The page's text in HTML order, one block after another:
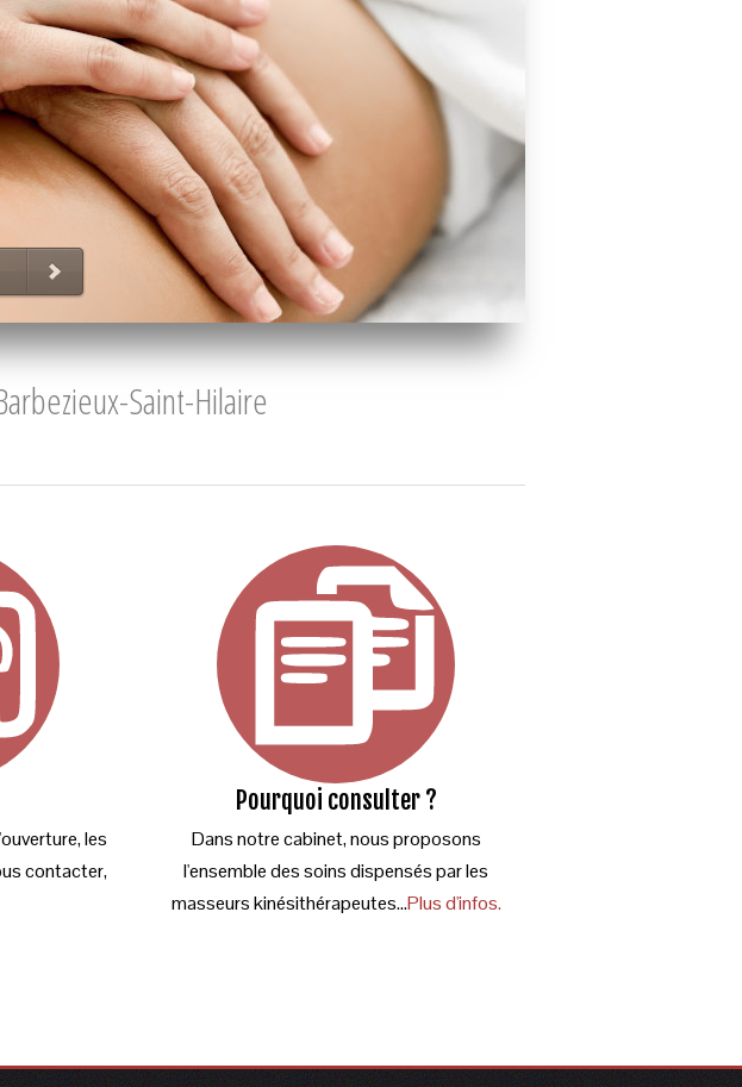
Saint-Hilaire
les
contacter,
Pourquoi consulter ?
Dans notre cabinet, nous proposons
l'ensemble des soins dispensés par les
masseurs kinésithérapeutes...Plus d'infos.